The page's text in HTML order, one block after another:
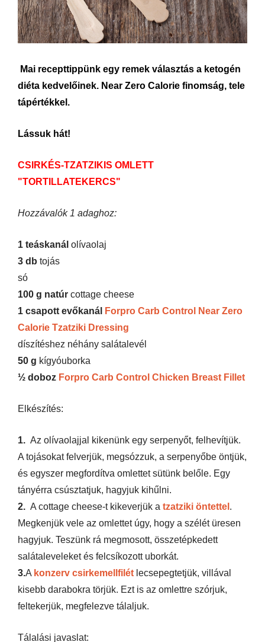
Mai recepttippünk egy remek választás a ketogén
diéta kedvelőinek. Near Zero Calorie finomság, tele
tápértékkel.
Lássuk hát!
CSIRKÉS-TZATZIKIS OMLETT
"TORTILLATEKERCS"
Hozzávalók 1 adaghoz:
1 teáskanál olívaolaj
3 db tojás
só
100 g natúr cottage cheese
1 csapott evőkanál
Forpro Carb Control Near Zero
Calorie Tzatziki Dressing
díszítéshez néhány salátalevél
50 g kígyóuborka
½ doboz Forpro Carb Control Chicken Breast Fillet
Elkészítés:
1. Az olívaolajjal kikenünk egy serpenyőt, felhevítjük.
A tojásokat felverjük, megsózzuk, a serpenyőbe öntjük,
és egyszer megfordítva omlettet sütünk belőle. Egy
tányérra csúsztatjuk, hagyjuk kihűlni.
2. A cottage cheese-t kikeverjük a tzatziki öntettel .
Megkenjük vele az omlettet úgy, hogy a szélét üresen
hagyjuk. Teszünk rá megmosott, összetépkedett
salátaleveleket és felcsíkozott uborkát.
3.A konzerv csirkemellfilét lecsepegtetjük, villával
kisebb darabokra törjük. Ezt is az omlettre szórjuk,
feltekerjük, megfelezve tálaljuk.
Tálalási javaslat: